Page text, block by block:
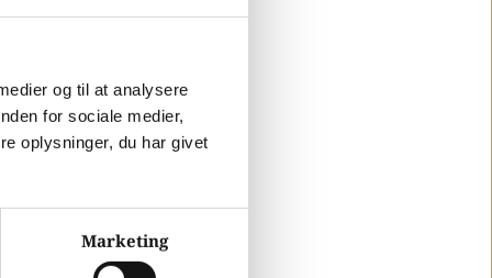
og til at analysere
for sociale medier,
oplysninger, du har givet
Marketing